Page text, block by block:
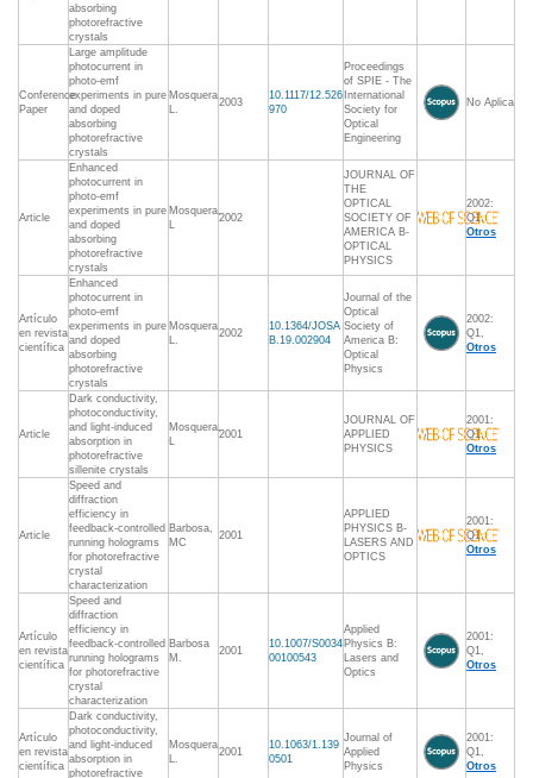
absorbing
photorefractive
crystals
Conference
Paper
Large amplitude
photocurrent in
photo-emf
experiments in pure
and doped
absorbing
photorefractive
crystals
Mosquera
L.
2003
10.1117/12.526
970
Proceedings
of SPIE - The
International
Society for
Optical
Engineering
No Aplica
Article
Enhanced
photocurrent in
photo-emf
experiments in pure
and doped
absorbing
photorefractive
crystals
Mosquera,
L
2002
JOURNAL OF
THE
OPTICAL
SOCIETY OF
AMERICA B-
OPTICAL
PHYSICS
2002:
Q1,
Otros
Artículo
en revista
científica
Enhanced
photocurrent in
photo-emf
experiments in pure
and doped
absorbing
photorefractive
crystals
Mosquera
L.
2002
10.1364/JOSA
B.19.002904
Journal of the
Optical
Society of
America B:
Optical
Physics
2002:
Q1,
Otros
Article
Dark conductivity,
photoconductivity,
and light-induced
absorption in
photorefractive
sillenite crystals
Mosquera,
L
2001
JOURNAL OF
APPLIED
PHYSICS
2001:
Q1,
Otros
Article
Speed and
diffraction
efficiency in
feedback-controlled
running holograms
for photorefractive
crystal
characterization
Barbosa,
MC
2001
APPLIED
PHYSICS B-
LASERS AND
OPTICS
2001:
Q1,
Otros
Artículo
en revista
científica
Speed and
diffraction
efficiency in
feedback-controlled
running holograms
for photorefractive
crystal
characterization
Barbosa
M.
2001
10.1007/S0034
00100543
Applied
Physics B:
Lasers and
Optics
2001:
Q1,
Otros
Artículo
en revista
científica
Dark conductivity,
photoconductivity,
and light-induced
absorption in
photorefractive
Mosquera
L.
2001
10.1063/1.139
0501
Journal of
Applied
Physics
2001:
Q1,
Otros